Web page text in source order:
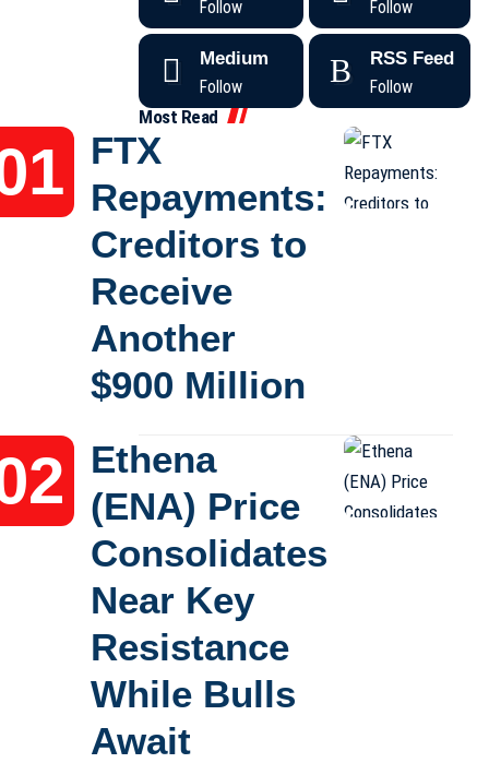
Follow
Follow
Medium
Follow
RSS Feed
Follow
Most Read
FTX
Repayments:
Creditors to
Receive
Another
$900 Million
Ethena
(ENA) Price
Consolidates
Near Key
Resistance
While Bulls
Await